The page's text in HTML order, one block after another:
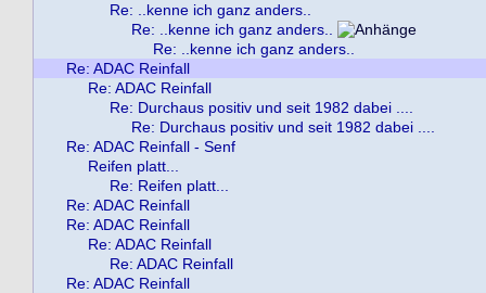
Re: ..kenne ich ganz anders..
Re: ..kenne ich ganz anders..
Re: ..kenne ich ganz anders..
Re: ADAC Reinfall
Re: ADAC Reinfall
Re: Durchaus positiv und seit 1982 dabei ....
Re: Durchaus positiv und seit 1982 dabei ....
Re: ADAC Reinfall - Senf
Reifen platt...
Re: Reifen platt...
Re: ADAC Reinfall
Re: ADAC Reinfall
Re: ADAC Reinfall
Re: ADAC Reinfall
Re: ADAC Reinfall